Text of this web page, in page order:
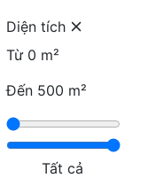
Diện tích
Từ 0 m²
Đến 500 m²
Tất cả